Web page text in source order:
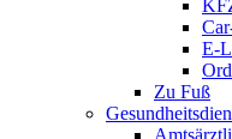
E-
Zu Fuß